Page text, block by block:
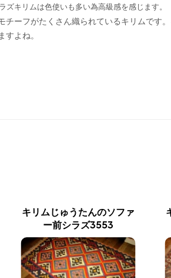
ズキリムは色使いも多い為高級感を感じます。
チーフがたくさん織られているキリムです
よね。
キリムじゅうたんのソファ
ー前シラズ3553